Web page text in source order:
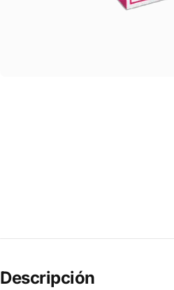
Descripción